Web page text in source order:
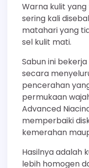
Warna kulit
sering kali
matahari yang
sel kulit mati.
Sabun ini
secara
pencerahan
permukaan
Advanced
memperbaiki
kemerahan
Hasilnya adalah
lebih homogen